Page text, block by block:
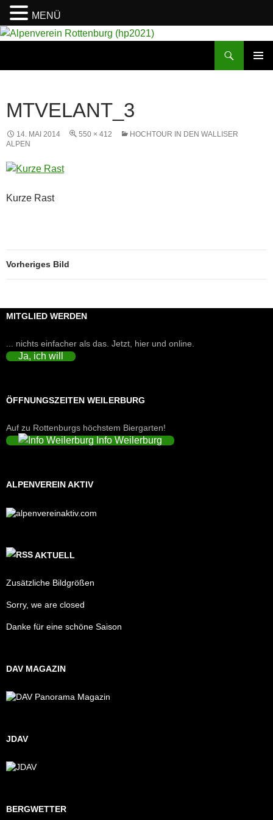
MTVELANT_3
14. MAI 2014 550 × 412
HOCHTOUR IN DEN WALLISER
ALPEN
Kurze Rast
Vorheriges Bild
MITGLIED WERDEN
... nichts einfacher als das. Jetzt, hier und online.
Ja, ich will
ÖFFNUNGSZEITEN WEILERBURG
Auf zu Rottenburgs höchstem Biergarten!
Info Weilerburg
ALPENVEREIN AKTIV
AKTUELL
Zusätzliche Bildgrößen
Sorry, we are closed
Danke für eine schöne Saison
DAV MAGAZIN
JDAV
BERGWETTER
MENÜ